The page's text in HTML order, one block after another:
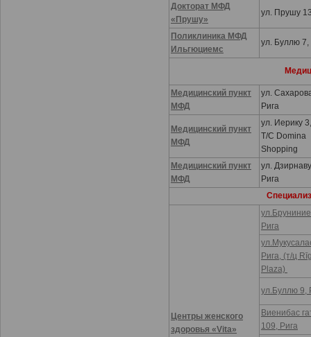
Докторат МФД
«Прушу»
ул. Прушу
Поликлиника МФД
Ильгюциемс
ул. Буллю 7,
Медицинский пункт
МФД
ул.
Рига
Медицинский пункт
МФД
ул. Иерику
T/C Domina
Shopping
Медицинский пункт
МФД
ул.
Рига
Центры женского
здоровья «Vita»
Рига
Рига, (т/ц
Plaza)
ул.Буллю 9,
Виенибас
109, Рига